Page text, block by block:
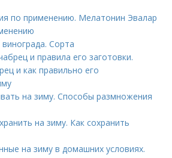
по применению. Мелатонин Эвалар
Сорта
и правила его заготовки.
и как правильно его
на зиму. Способы размножения
на зиму. Как сохранить
на зиму в домашних условиях.